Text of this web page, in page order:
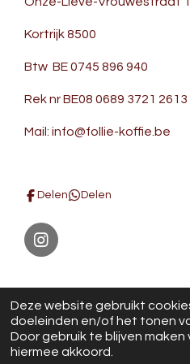
Deze website gebruikt
doeleinden en/of het tonen
Door gebruik te blijven
hiermee akkoord.
Kortrijk 8500
Btw BE 0745 896 940
Rek nr BE08 0689 3721 2613
Mail: info@follie-koffie.be
Delen Delen
I
n
t
a
g
r
a
© 2021 - 2026 Follie en Koffie
Powered byJouwWeb